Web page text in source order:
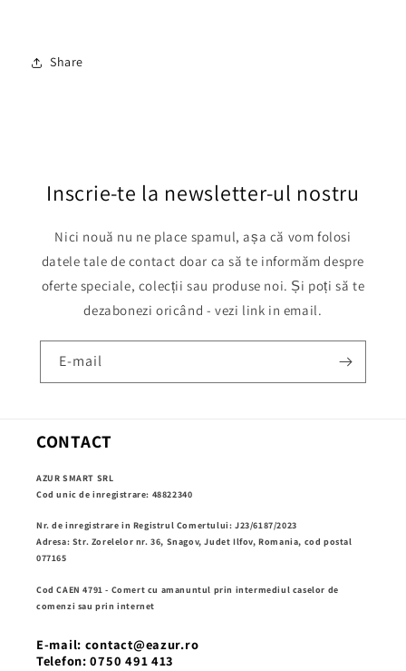
Share
Inscrie-te la newsletter-ul nostru
Nici nouă nu ne place spamul, așa că vom folosi
datele tale de contact doar ca să te informăm despre
oferte speciale, colecții sau produse noi. Și poți să te
dezabonezi oricând - vezi link in email.
E-mail
CONTACT
AZUR SMART SRL
Cod unic de inregistrare: 48822340
Nr. de inregistrare in Registrul Comertului: J23/6187/2023
Adresa: Str. Zorelelor nr. 36, Snagov, Judet Ilfov, Romania, cod postal
077165
Cod CAEN 4791 - Comert cu amanuntul prin intermediul caselor de
comenzi sau prin internet
E-mail: contact@eazur.ro
Telefon: 0750 491 413